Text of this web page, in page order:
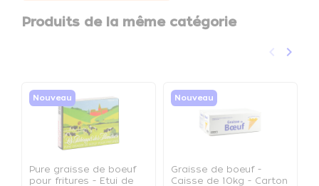
Produits de la même catégorie
Précédent
keyboard_arrow_left keyboard_arrow_right
Nouveau
Pure graisse de boeuf
pour fritures - Etui de
Nouveau
Graisse de boeuf -
Caisse de 10kg - Carton